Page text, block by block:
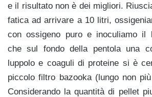
e il risultato non è dei migliori.
fatica ad arrivare a 10 litri,
con ossigeno puro e inoculiamo il
che sul fondo della pentola una
luppolo e coaguli di proteine si è
piccolo filtro bazooka (lungo non
Considerando la quantità di pellet